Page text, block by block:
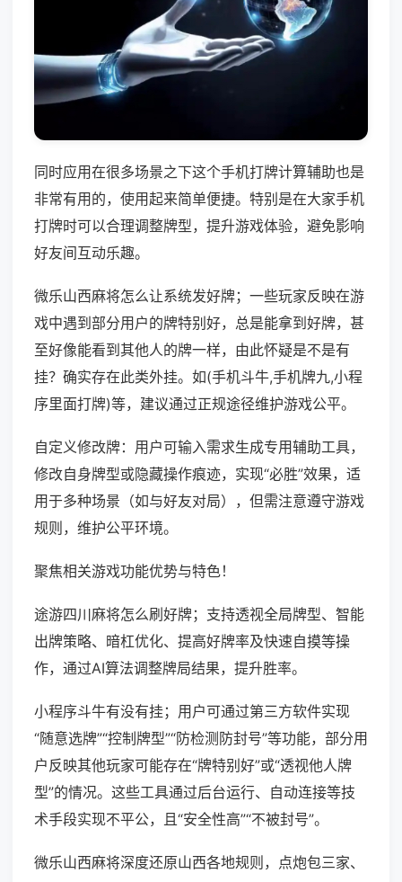
同时应用在很多场景之下这个手机打牌计算辅助也是
非常有用的，使用起来简单便捷。特别是在大家手机
打牌时可以合理调整牌型，提升游戏体验，避免影响
好友间互动乐趣。
微乐山西麻将怎么让系统发好牌；一些玩家反映在游
戏中遇到部分用户的牌特别好，总是能拿到好牌，甚
至好像能看到其他人的牌一样，由此怀疑是不是有
挂？确实存在此类外挂。如(手机斗牛,手机牌九,小程
序里面打牌)等，建议通过正规途径维护游戏公平。
自定义修改牌：用户可输入需求生成专用辅助工具，
修改自身牌型或隐藏操作痕迹，实现“必胜”效果，适
用于多种场景（如与好友对局），但需注意遵守游戏
规则，维护公平环境。
聚焦相关游戏功能优势与特色！
途游四川麻将怎么刷好牌；支持透视全局牌型、智能
出牌策略、暗杠优化、提高好牌率及快速自摸等操
作，通过AI算法调整牌局结果，提升胜率。
小程序斗牛有没有挂；用户可通过第三方软件实现
“随意选牌”“控制牌型”“防检测防封号”等功能，部分用
户反映其他玩家可能存在“牌特别好”或“透视他人牌
型”的情况。这些工具通过后台运行、自动连接等技
术手段实现不平公，且“安全性高”“不被封号”。
微乐山西麻将深度还原山西各地规则，点炮包三家、